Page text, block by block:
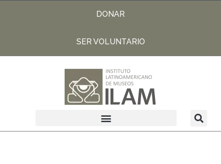
DONAR
SER VOLUNTARIO